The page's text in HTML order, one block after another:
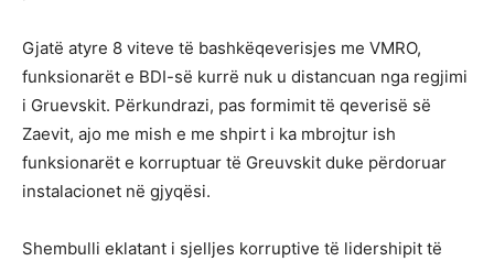
Gjatë atyre 8 viteve të bashkëqeverisjes me VMRO,
funksionarët e BDI-së kurrë nuk u distancuan nga regjimi
i Gruevskit. Përkundrazi, pas formimit të qeverisë së
Zaevit, ajo me mish e me shpirt i ka mbrojtur ish
funksionarët e korruptuar të Greuvskit duke përdoruar
instalacionet në gjyqësi.
Shembulli eklatant i sjelljes korruptive të lidershipit të